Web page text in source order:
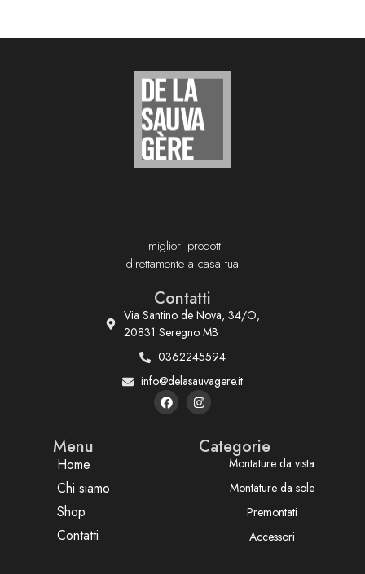
I migliori prodotti
direttamente a casa tua
Contatti
Via Santino de Nova, 34/O,
20831 Seregno MB
0362245594
info@delasauvagere.it
Menu
Home
Chi siamo
Shop
Contatti
Categorie
Montature da vista
Montature da sole
Premontati
Accessori